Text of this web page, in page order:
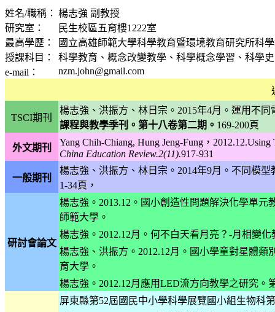
姓名/職稱： 楊志強 副教授
研究室：
民生校區五育樓1222室
最高學歷：
國立高雄師範大學科學教育暨環境教育研究所科
授課科目：
科學教育、概念改變教學、科學概念學習、科學
e-mail ：
nzm.john@gmail.com
TSCI期刊
楊志強、洪振方、林日宗。 2015年4月。運用不
課程與教學季刊。第十八卷第二期。 169-200頁
外文期刊
Yang Chih-Chiang, Hung Jeng-Fung ， 2012.12.Using
China Education Review.2(11).917-931
一般期刊
楊志強、洪振方、林日宗。 2014年9月。不同模型
1-34頁，
研討會論文
楊志強。 2013.12 。國小創造性問題解決化學單
師範大學。
楊志強。 2012.12月。何不白天看月亮？-月相變
楊志強、洪振方。 2012.12月。國小學童對星體類
育大學。
楊志強。 2012.12月應用LED流方向教學之研究。
屏東縣第52屆國民中小學科學展覽國小組生物科第